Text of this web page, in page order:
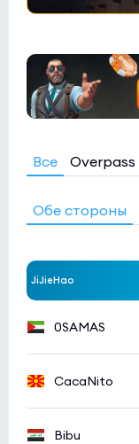
Все Overpass
Обе стороны
JiJieHao
0SAMAS
CacaNito
Bibu